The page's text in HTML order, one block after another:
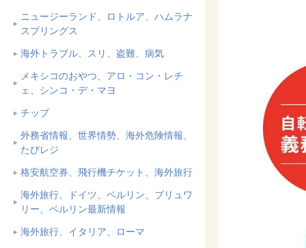
ニュージーランド、ロトルア、ハムラナ
スプリングス
海外トラブル、スリ、盗難、病気
メキシコのおやつ、アロ・コン・レチ
ェ、シンコ・デ・マヨ
チップ
外務省情報、世界情勢、海外危険情報、
たびレジ
格安航空券、飛行機チケット、海外旅行
海外旅行、ドイツ、ベルリン、ブリュワ
リー、ベルリン最新情報
海外旅行、イタリア、ローマ